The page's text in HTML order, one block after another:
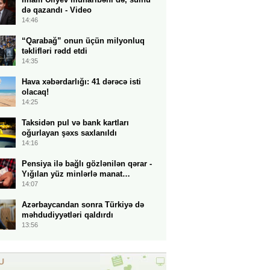
də qazandı - Video
14:46
“Qarabağ” onun üçün milyonluq
təklifləri rədd etdi
14:35
Hava xəbərdarlığı: 41 dərəcə isti
olacaq!
14:25
Taksidən pul və bank kartları
oğurlayan şəxs saxlanıldı
14:16
Pensiya ilə bağlı gözlənilən qərar -
Yığılan yüz minlərlə manat…
14:07
Azərbaycandan sonra Türkiyə də
məhdudiyyətləri qaldırdı
13:56